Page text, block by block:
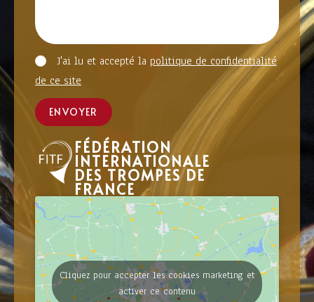
J'ai lu et accepté la politique de confidentialité
de ce site
ENVOYER
FÉDÉRATION
INTERNATIONALE
DES TROMPES DE
FRANCE
Cliquez pour accepter les cookies marketing et
activer ce contenu